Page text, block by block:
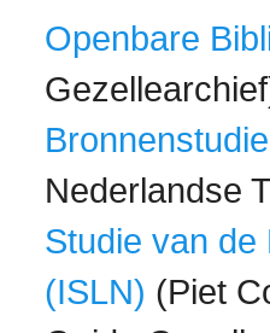
Openbare
Bronnenstudie
Nederlandse
Studie van de
(ISLN) (Piet